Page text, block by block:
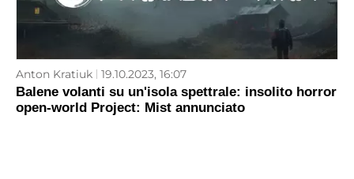
Anton Kratiuk 19.10.2023, 16:07
Balene volanti su un'isola spettrale: insolito horror
open-world Project: Mist annunciato